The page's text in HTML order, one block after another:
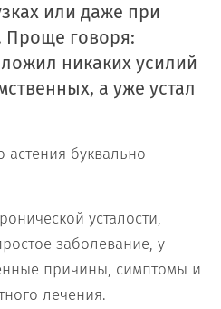
или даже при
Проще говоря:
никаких усилий
а уже устал
астения буквально
усталости,
заболевание, у
причины, симптомы и
лечения.